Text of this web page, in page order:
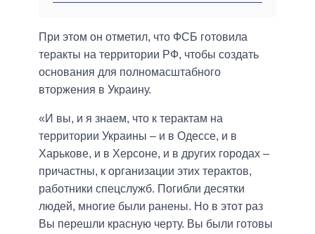
При этом он отметил, что ФСБ готовила
теракты на территории РФ, чтобы создать
основания для полномасштабного
вторжения в Украину.
«И вы, и я знаем, что к терактам на
территории Украины – и в Одессе, и в
Харькове, и в Херсоне, и в других городах –
причастны, к организации этих терактов,
работники спецслужб. Погибли десятки
людей, многие были ранены. Но в этот раз
Вы перешли красную черту. Вы были готовы